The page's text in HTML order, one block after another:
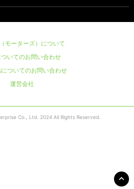
モーターズ）について
いてのお問い合わせ
ついてのお問い合わせ
運営会社
Co., Ltd. 2024 All Rights Reserved.